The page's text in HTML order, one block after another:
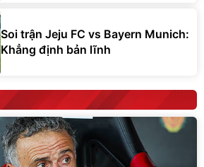
Soi trận Jeju FC vs Bayern Munich:
Khẳng định bản lĩnh